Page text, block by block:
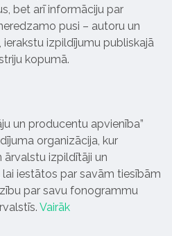
bet arī informāciju par
pusi – autoru un
izpildījumu publiskajā
kopumā.
un producentu apvienība”
organizācija, kur
ārvalstu izpildītāji un
iestātos par savām tiesībām
par savu fonogrammu
Vairāk